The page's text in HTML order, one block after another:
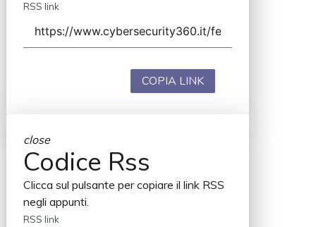
RSS link
COPIA LINK
close
Codice Rss
Clicca sul pulsante per copiare il link RSS
negli appunti.
RSS link